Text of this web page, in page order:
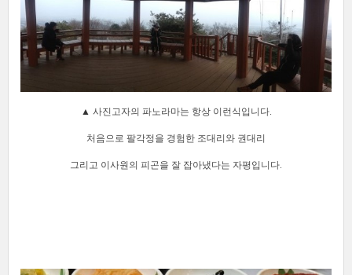
[출처] 한빛비즈 2015 창립기념일 산행&회식 작성자 한빛비즈
▲ 사진고자의 파노라마는 항상 이런식입니다.
처음으로 팔각정을 경험한 조대리와 권대리
그리고 이사원의 피곤을 잘 잡아냈다는 자평입니다.